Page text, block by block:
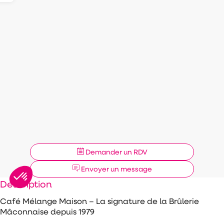
Demander un RDV
Envoyer un message
Description
Café Mélange Maison – La signature de la Brûlerie
Mâconnaise depuis 1979